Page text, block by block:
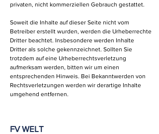
privaten, nicht kommerziellen Gebrauch gestattet.
Soweit die Inhalte auf dieser Seite nicht vom
Betreiber erstellt wurden, werden die Urheberrechte
Dritter beachtet. Insbesondere werden Inhalte
Dritter als solche gekennzeichnet. Sollten Sie
trotzdem auf eine Urheberrechtsverletzung
aufmerksam werden, bitten wir um einen
entsprechenden Hinweis. Bei Bekanntwerden von
Rechtsverletzungen werden wir derartige Inhalte
umgehend entfernen.
FV WELT